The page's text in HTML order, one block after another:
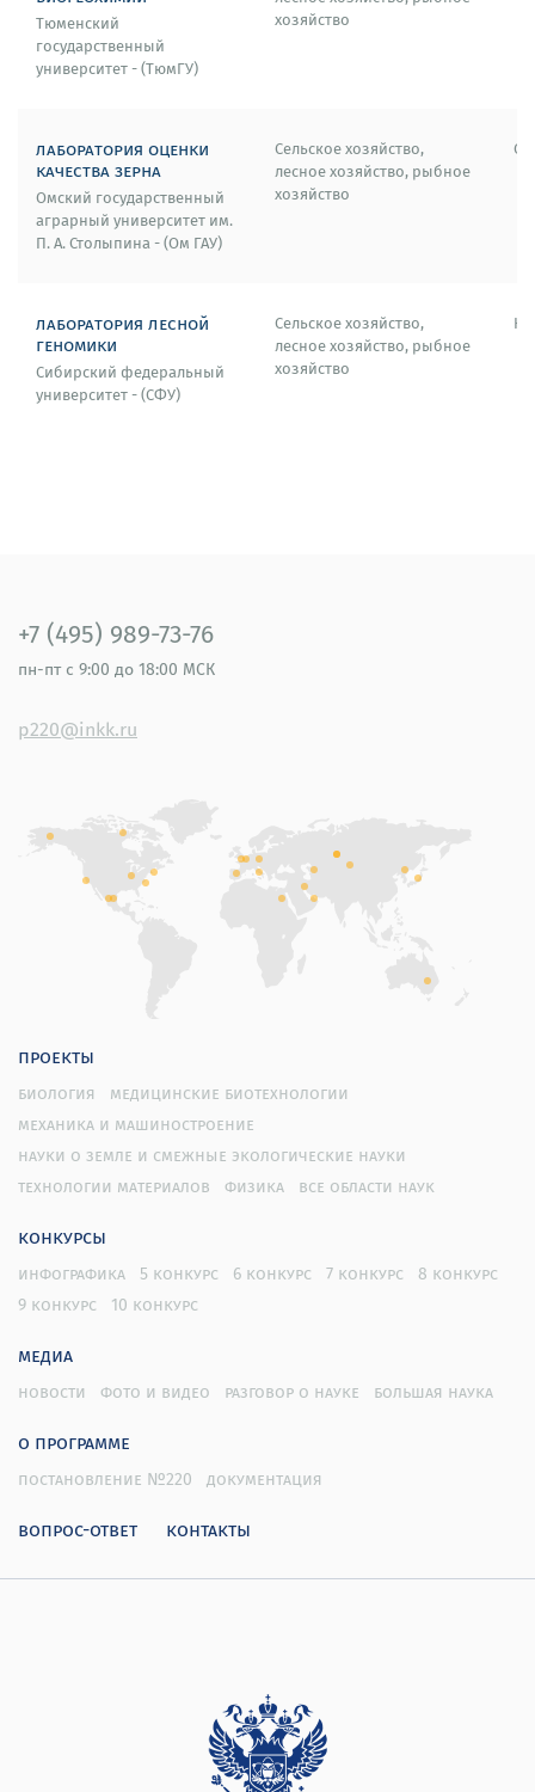
Тюменский
государственный
университет - (ТюмГУ)
хозяйство
лаборатория оценки
качества зерна
Омский государственный
аграрный университет им.
П. А. Столыпина - (Ом ГАУ)
Сельское хозяйство,
лесное хозяйство, рыбное
хозяйство
лаборатория лесной
геномики
Сибирский федеральный
университет - (СФУ)
Сельское хозяйство,
лесное хозяйство, рыбное
хозяйство
+7 (495) 989-73-76
пн-пт с 9:00 до 18:00 МСК
p220@inkk.ru
проекты
биология
медицинские биотехнологии
механика и машиностроение
науки о земле и смежные экологические науки
технологии материалов
физика все области наук
конкурсы
инфографика 5 конкурс 6 конкурс 7 конкурс
8 конкурс
9 конкурс
10 конкурс
медиа
новости фото и видео разговор о науке большая наука
о программе
постановление №220 документация
вопрос-ответ контакты